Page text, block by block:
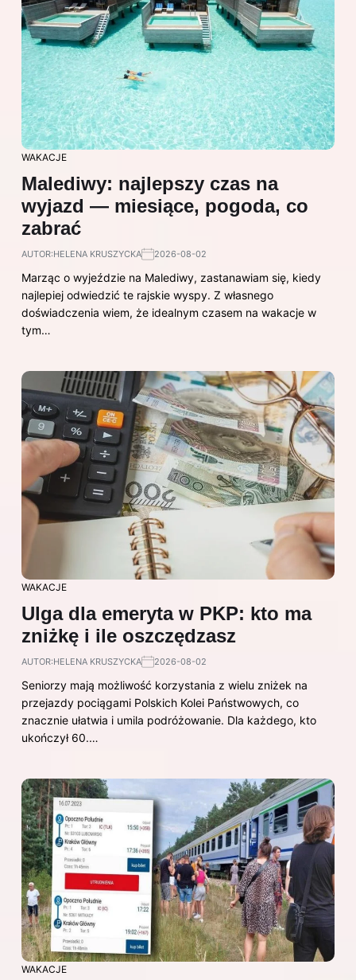
WAKACJE
Malediwy: najlepszy czas na
wyjazd — miesiące, pogoda, co
zabrać
AUTOR:HELENA KRUSZYCKA 2026-08-02
Marząc o wyjeździe na Malediwy, zastanawiam się, kiedy
najlepiej odwiedzić te rajskie wyspy. Z własnego
doświadczenia wiem, że idealnym czasem na wakacje w
tym…
WAKACJE
Ulga dla emeryta w PKP: kto ma
zniżkę i ile oszczędzasz
AUTOR:HELENA KRUSZYCKA 2026-08-02
Seniorzy mają możliwość korzystania z wielu zniżek na
przejazdy pociągami Polskich Kolei Państwowych, co
znacznie ułatwia i umila podróżowanie. Dla każdego, kto
ukończył 60.…
WAKACJE